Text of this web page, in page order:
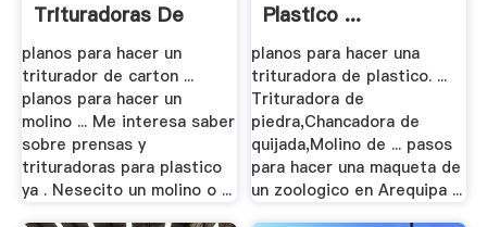
Trituradoras De
Pasto
planos para hacer un
triturador de carton ...
planos para hacer un
molino ... Me interesa saber
sobre prensas y
trituradoras para plastico
ya . Nesecito un molino o ...
Plastico ...
planos para hacer una
trituradora de plastico. ...
Trituradora de
piedra,Chancadora de
quijada,Molino de ... pasos
para hacer una maqueta de
un zoologico en Arequipa ...